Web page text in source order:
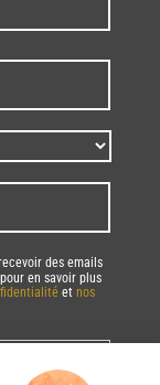
des emails
en savoir plus
et nos